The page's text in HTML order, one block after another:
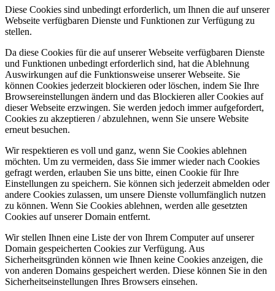
Diese Cookies sind unbedingt erforderlich, um Ihnen die auf unserer
Webseite verfügbaren Dienste und Funktionen zur Verfügung zu
stellen.
Da diese Cookies für die auf unserer Webseite verfügbaren Dienste
und Funktionen unbedingt erforderlich sind, hat die Ablehnung
Auswirkungen auf die Funktionsweise unserer Webseite. Sie
können Cookies jederzeit blockieren oder löschen, indem Sie Ihre
Browsereinstellungen ändern und das Blockieren aller Cookies auf
dieser Webseite erzwingen. Sie werden jedoch immer aufgefordert,
Cookies zu akzeptieren / abzulehnen, wenn Sie unsere Website
erneut besuchen.
Wir respektieren es voll und ganz, wenn Sie Cookies ablehnen
möchten. Um zu vermeiden, dass Sie immer wieder nach Cookies
gefragt werden, erlauben Sie uns bitte, einen Cookie für Ihre
Einstellungen zu speichern. Sie können sich jederzeit abmelden oder
andere Cookies zulassen, um unsere Dienste vollumfänglich nutzen
zu können. Wenn Sie Cookies ablehnen, werden alle gesetzten
Cookies auf unserer Domain entfernt.
Wir stellen Ihnen eine Liste der von Ihrem Computer auf unserer
Domain gespeicherten Cookies zur Verfügung. Aus
Sicherheitsgründen können wie Ihnen keine Cookies anzeigen, die
von anderen Domains gespeichert werden. Diese können Sie in den
Sicherheitseinstellungen Ihres Browsers einsehen.